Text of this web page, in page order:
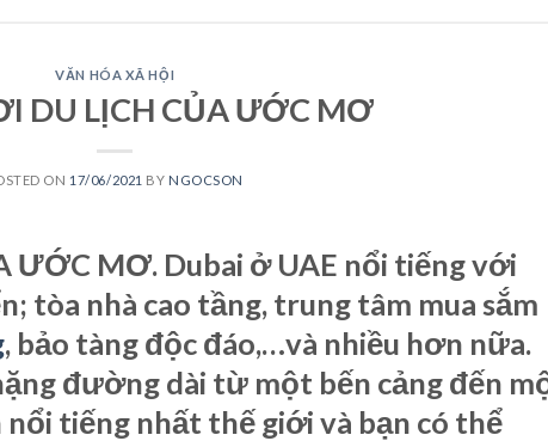
VĂN HÓA XÃ HỘI
DU LỊCH CỦA ƯỚC MƠ
ON 17/06/2021 BY NGOCSON
ƯỚC MƠ. Dubai ở UAE nổi tiếng với
tòa nhà cao tầng, trung tâm mua sắm
, bảo tàng độc đáo,…và nhiều hơn nữa.
đường dài từ một bến cảng đến
tiếng nhất thế giới và bạn có thể